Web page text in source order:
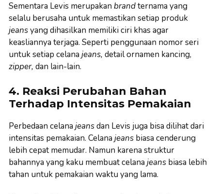
Sementara Levis merupakan brandternama yang
selalu berusaha untuk memastikan setiap produk
jeansyang dihasilkan memiliki ciri khas agar
keasliannya terjaga. Seperti penggunaan nomor seri
untuk setiap celana jeans, detail ornamen kancing,
zipper, dan lain-lain.
4. Reaksi Perubahan Bahan
Terhadap Intensitas Pemakaian
Perbedaan celana jeansdan Levis juga bisa dilihat dari
intensitas pemakaian. Celana jeans biasa cenderung
lebih cepat memudar. Namun karena struktur
bahannya yang kaku membuat celana jeans biasa lebih
tahan untuk pemakaian waktu yang lama.